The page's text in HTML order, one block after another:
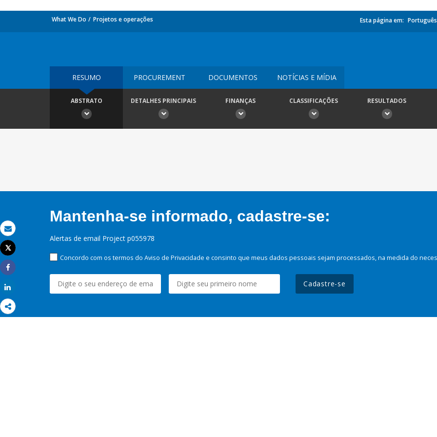
Email
Imprimir
Tweet
Share
What We Do Projetos e operações Esta página em: Português
RESUMO PROCUREMENT DOCUMENTOS NOTÍCIAS E MÍDIA
ABSTRATO DETALHES PRINCIPAIS FINANÇAS CLASSIFICAÇÕES RESULTADOS
Mantenha-se informado, cadastre-se:
Alertas de email Project p055978
Concordo com os termos do Aviso de Privacidade e consinto que meus dados pessoais sejam processados, na medida do
Cadastre-se